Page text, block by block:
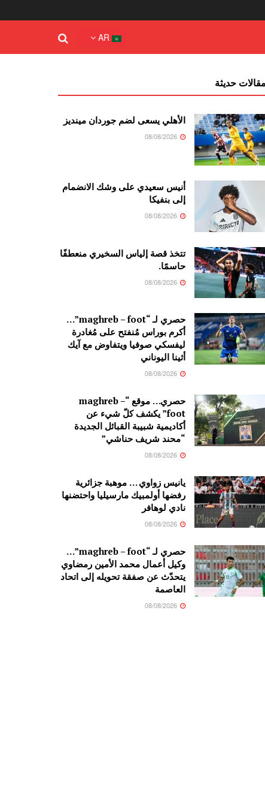
AR
مقالات حديثة
الأهلي يسعى لضم جوردان مينديز
أنيس سعيدي على وشك الانضمام
إلى بنفيكا
تتخذ قصة إلياس السخيري منعطفًا
حاسمًا.
حصري لـ “maghreb – foot”…
أكرم بوراس مُنفتح على مُغادرة
ليفسكي صوفيا ويتفاوض مع آيك
أثينا اليوناني
حصري… موقع “maghreb –
foot” يكشف كلّ شيء عن
أكاديمية شبيبة القبائل الجديدة
“محند شريف حناشي”
يانيس زواوي … موهبة جزائرية
رفضها أولمبيك مارسيليا واحتضنها
نادي لوهافر
حصري لـ “maghreb – foot”…
وكيل أعمال محمد الأمين رمضاوي
يتحدّث عن صفقة تحويله إلى اتحاد
العاصمة